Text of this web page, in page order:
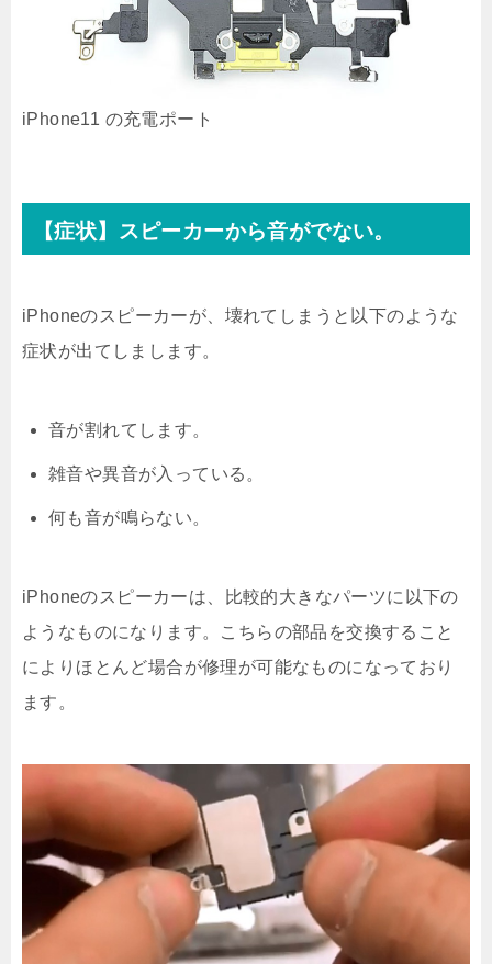
iPhone11 の充電ポート
【症状】スピーカーから音がでない。
iPhoneのスピーカーが、壊れてしまうと以下のような
症状が出てしまします。
音が割れてします。
雑音や異音が入っている。
何も音が鳴らない。
iPhoneのスピーカーは、比較的大きなパーツに以下の
ようなものになります。こちらの部品を交換すること
によりほとんど場合が修理が可能なものになっており
ます。